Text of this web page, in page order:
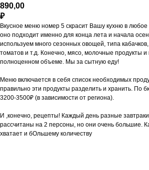
890,00
₽
Вкусное меню номер 5 скрасит Вашу кухню в
оно подходит именно для конца лета и начала
используем много сезонных овощей, типа
томатов и т.д. Конечно, мясо, молочные продукты и
полноценном объеме. Мы за сытную еду!
Меню включается в себя список необходимых
правильно эти продукты разделить и хранить. По
3200-3500₽ (в зависимости от региона).
И ,конечно, рецепты! Каждый день разные
рассчитаны на 2 персоны, но они очень большие.
хватает и бОльшему количеству